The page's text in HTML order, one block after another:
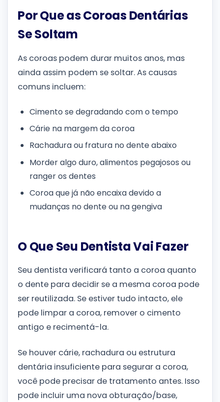
Por Que as Coroas Dentárias
Se Soltam
As coroas podem durar muitos anos, mas
ainda assim podem se soltar. As causas
comuns incluem:
Cimento se degradando com o tempo
Cárie na margem da coroa
Rachadura ou fratura no dente abaixo
Morder algo duro, alimentos pegajosos ou
ranger os dentes
Coroa que já não encaixa devido a
mudanças no dente ou na gengiva
O Que Seu Dentista Vai Fazer
Seu dentista verificará tanto a coroa quanto
o dente para decidir se a mesma coroa pode
ser reutilizada. Se estiver tudo intacto, ele
pode limpar a coroa, remover o cimento
antigo e recimentá-la.
Se houver cárie, rachadura ou estrutura
dentária insuficiente para segurar a coroa,
você pode precisar de tratamento antes. Isso
pode incluir uma nova obturação/base,